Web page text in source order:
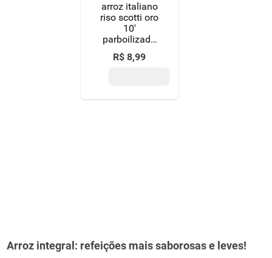
arroz italiano
riso scotti oro
10'
parboilizado
1kg
R$ 8,99
Arroz integral: refeições mais saborosas e leves!